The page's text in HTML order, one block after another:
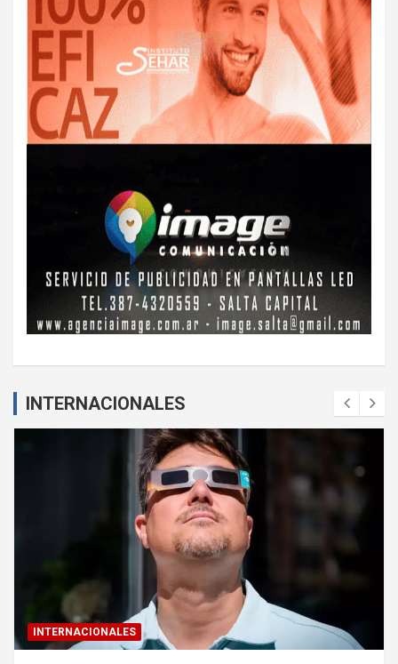
INTERNACIONALES
INTERNACIONALES